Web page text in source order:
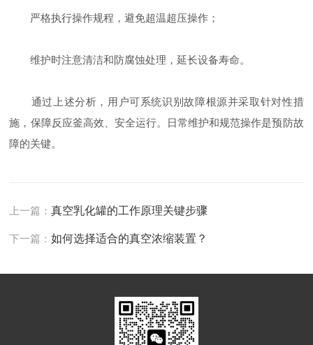
严格执行操作规程，避免超温超压操作；
维护时注意清洁和防腐蚀处理，延长设备寿命。
通过上述分析，用户可系统识别故障根源并采取针对性措
施，保障反应釜高效、安全运行。日常维护和规范操作是预防故
障的关键。
上一篇：真空乳化罐的工作原理关键步骤
下一篇：如何选择适合的真空浓缩装置？